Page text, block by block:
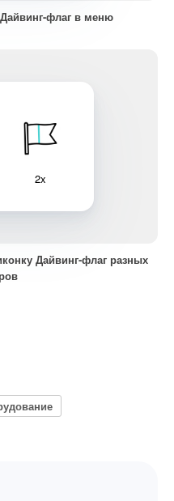
флаг в меню
2x
Дайвинг-флаг разных